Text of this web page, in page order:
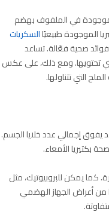
الموجودة في الملفوف بهضم
الموجودة طبيعيًاالسكريات
صحية فعّالة. تساعد
تحتويها. ومع ذلك، على عكس
التي تتناولها.
يفوق إجمالي عدد خلايا الجسم.
بكتيريا الأمعاء.
كما يمكن للبروبيوتيك، مثل
من أعراض الجهاز الهضمي